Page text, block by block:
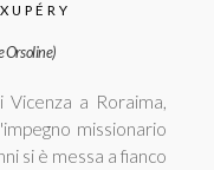
Orsoline)
Vicenza a Roraima,
missionario
si è messa a fianco